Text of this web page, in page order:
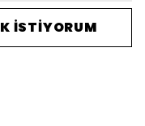
İSTIYORUM